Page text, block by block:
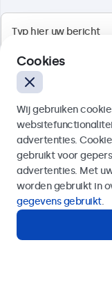
Full HD multi-touch
Aansluitingen:
Montage: desktop,
Buitenmaat: 481 x
€ 569,00
€ 688,49 incl. btw
Bekijken
Of bel
Hulp of advies
Direct contact met
Cookies
Wij gebruiken
advertenties.
gebruikt voor
advertenties. Met
worden gebruikt in
gegevens gebruikt.